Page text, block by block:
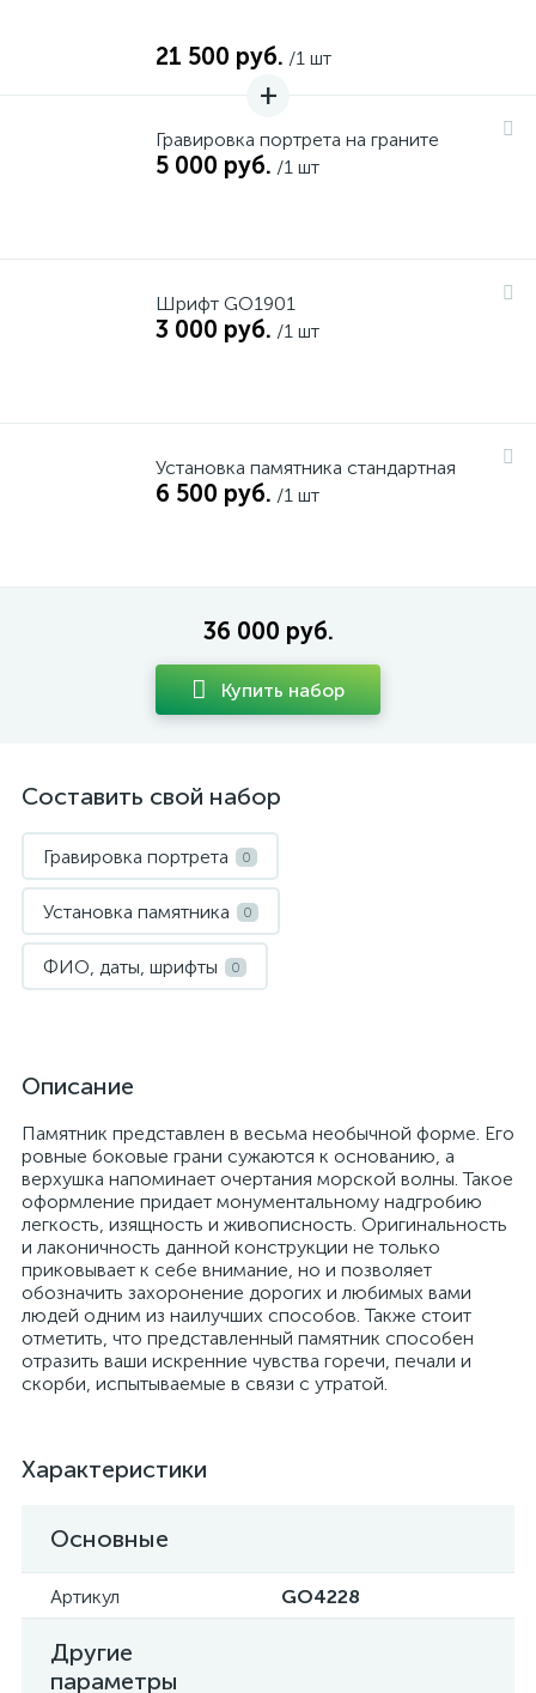
21 500 руб. /1 шт
Гравировка портрета на граните
5 000 руб. /1 шт
Шрифт GO1901
3 000 руб. /1 шт
Установка памятника стандартная
6 500 руб. /1 шт
36 000 руб.
Купить набор
Составить свой набор
Гравировка портрета 0
Установка памятника 0
ФИО, даты, шрифты 0
Описание
Памятник представлен в весьма необычной форме. Его
ровные боковые грани сужаются к основанию, а
верхушка напоминает очертания морской волны. Такое
оформление придает монументальному надгробию
легкость, изящность и живописность. Оригинальность
и лаконичность данной конструкции не только
приковывает к себе внимание, но и позволяет
обозначить захоронение дорогих и любимых вами
людей одним из наилучших способов. Также стоит
отметить, что представленный памятник способен
отразить ваши искренние чувства горечи, печали и
скорби, испытываемые в связи с утратой.
Характеристики
Основные
Артикул GO4228
Другие
параметры